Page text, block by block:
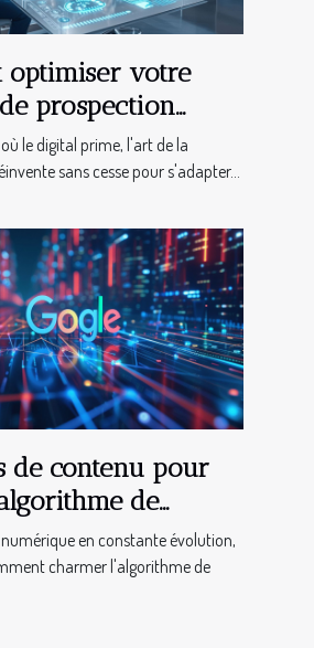
optimiser votre
prospection
maximiser les
le digital prime, l'art de la
sans cesse pour s'adapter...
de contenu pour
de
gagner en visibilité
en constante évolution,
charmer l'algorithme de